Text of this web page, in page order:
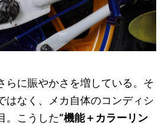
らに賑やかさを増している。そ
はなく、メカ自体のコンディシ
。こうした“機能＋カラーリン